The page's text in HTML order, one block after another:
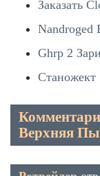
Заказать
Nandroged
Ghrp 2
Станожект
Верхняя